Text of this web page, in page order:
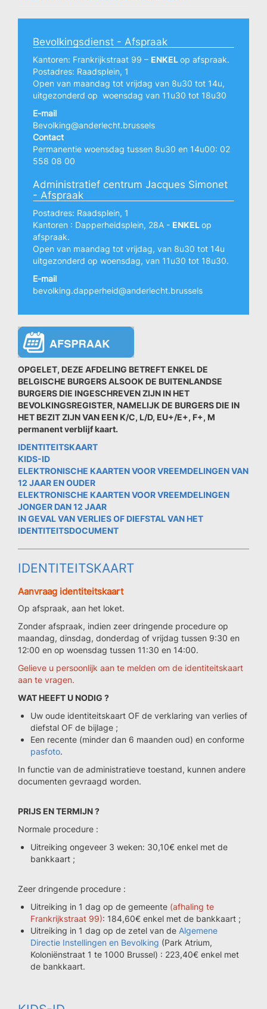
Bevolkingsdienst - Afspraak
Kantoren: Frankrijkstraat 99 – ENKELop afspraak.
Postadres: Raadsplein, 1
Open van maandag tot vrijdag van 8u30 tot 14u,
uitgezonderd op woensdag van 11u30 tot 18u30
E-mail
Bevolking@anderlecht.brussels
Contact
Permanentie woensdag tussen 8u30 en 14u00: 02
558 08 00
Administratief centrum Jacques Simonet
- Afspraak
Postadres: Raadsplein, 1
Kantoren : Dapperheidsplein, 28A - ENKELop
afspraak.
Open van maandag tot vrijdag, van 8u30 tot 14u
uitgezonderd op woensdag, van 11u30 tot 18u30.
E-mail
bevolking.dapperheid@anderlecht.brussels
OPGELET, DEZE AFDELING BETREFT ENKEL DE
BELGISCHE BURGERS ALSOOK DE BUITENLANDSE
BURGERS DIE INGESCHREVEN ZIJN IN HET
BEVOLKINGSREGISTER, NAMELIJK DE BURGERS DIE IN
HET BEZIT ZIJN VAN EEN K/C, L/D, EU+/E+, F+, M
permanent verblijf kaart.
IDENTITEITSKAART
KIDS-ID
ELEKTRONISCHE KAARTEN VOOR VREEMDELINGEN VAN
12 JAAR EN OUDER
ELEKTRONISCHE KAARTEN VOOR VREEMDELINGEN
JONGER DAN 12 JAAR
IN GEVAL VAN VERLIES OF DIEFSTAL VAN HET
IDENTITEITSDOCUMENT
IDENTITEITSKAART
Aanvraag identiteitskaart
Op afspraak, aan het loket.
Zonder afspraak, indien zeer dringende procedure op
maandag, dinsdag, donderdag of vrijdag tussen 9:30 en
12:00 en op woensdag tussen 11:30 en 14:00.
Gelieve u persoonlijk aan te melden om de identiteitskaart
aan te vragen.
WAT HEEFT U NODIG ?
Uw oude identiteitskaart OF de verklaring van verlies of
diefstal OF de bijlage ;
Een recente (minder dan 6 maanden oud) en conforme
pasfoto.
In functie van de administratieve toestand, kunnen andere
documenten gevraagd worden.
PRIJS EN TERMIJN ?
Normale procedure :
Uitreiking ongeveer 3 weken: 30,10€ enkel met de
bankkaart ;
Zeer dringende procedure :
Uitreiking in 1 dag op de gemeente (afhaling te
Frankrijkstraat 99): 184,60€ enkel met de bankkaart ;
Uitreiking in 1 dag op de zetel van de Algemene
Directie Instellingen en Bevolking (Park Atrium,
Koloniënstraat 1 te 1000 Brussel) : 223,40€ enkel met
de bankkaart.